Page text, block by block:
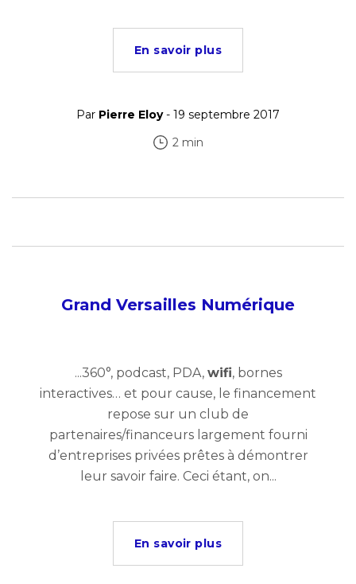
En savoir plus
Par Pierre Eloy- 19 septembre 2017
2 min
Grand Versailles Numérique
...360°, podcast, PDA, wifi, bornes
interactives… et pour cause, le financement
repose sur un club de
partenaires/financeurs largement fourni
d’entreprises privées prêtes à démontrer
leur savoir faire. Ceci étant, on...
En savoir plus